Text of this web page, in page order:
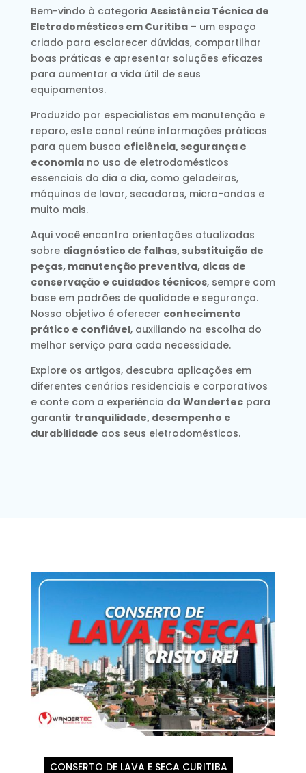
Bem-vindo à categoria Assistência Técnica de
Eletrodomésticos em Curitiba– um espaço
criado para esclarecer dúvidas, compartilhar
boas práticas e apresentar soluções eficazes
para aumentar a vida útil de seus
equipamentos.
Produzido por especialistas em manutenção e
reparo, este canal reúne informações práticas
para quem busca eficiência, segurança e
economiano uso de eletrodomésticos
essenciais do dia a dia, como geladeiras,
máquinas de lavar, secadoras, micro-ondas e
muito mais.
Aqui você encontra orientações atualizadas
sobre diagnóstico de falhas, substituição de
peças, manutenção preventiva, dicas de
conservação e cuidados técnicos, sempre com
base em padrões de qualidade e segurança.
Nosso objetivo é oferecer conhecimento
prático e confiável, auxiliando na escolha do
melhor serviço para cada necessidade.
Explore os artigos, descubra aplicações em
diferentes cenários residenciais e corporativos
e conte com a experiência da Wandertecpara
garantir tranquilidade, desempenho e
durabilidade aos seus eletrodomésticos.
CONSERTO DE LAVA E SECA CURITIBA